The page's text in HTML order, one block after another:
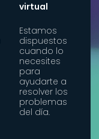
virtual
Estamos
dispuestos
cuando lo
necesites
para
ayudarte a
resolver los
problemas
del día.